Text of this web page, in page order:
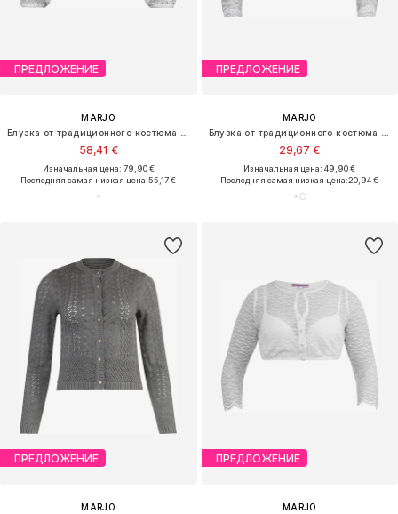
ПРЕДЛОЖЕНИЕ
MARJO
58,41 €
Изначальная цена: 79,90 €
Последняя самая низкая цена:55,17 €
ПРЕДЛОЖЕНИЕ
MARJO
29,67 €
Изначальная цена: 49,90 €
Последняя самая низкая цена:20,94 €
ПРЕДЛОЖЕНИЕ
MARJO
ПРЕДЛОЖЕНИЕ
MARJO